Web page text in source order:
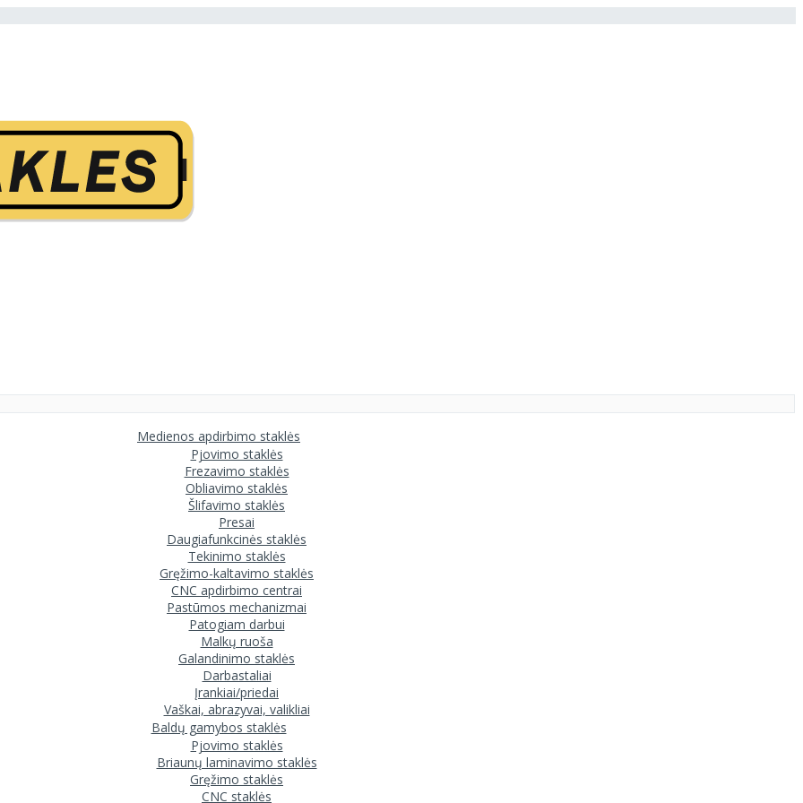
Medienos apdirbimo staklės
Pjovimo staklės
Frezavimo staklės
Obliavimo staklės
Šlifavimo staklės
Presai
Daugiafunkcinės staklės
Tekinimo staklės
Gręžimo-kaltavimo staklės
CNC apdirbimo centrai
Pastūmos mechanizmai
Patogiam darbui
Malkų ruoša
Galandinimo staklės
Darbastaliai
Įrankiai/priedai
Vaškai, abrazyvai, valikliai
Baldų gamybos staklės
Pjovimo staklės
Briaunų laminavimo staklės
Gręžimo staklės
CNC staklės